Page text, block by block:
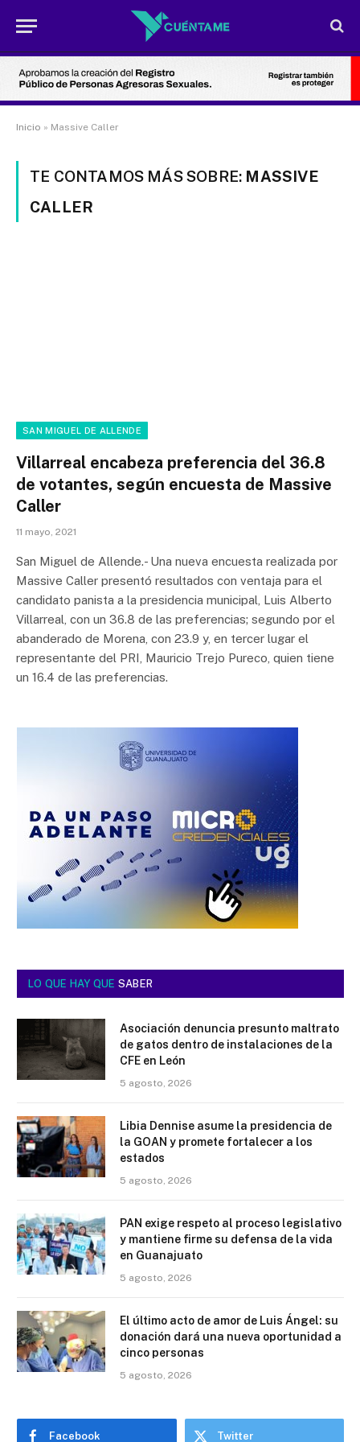
Inicio » Massive Caller
TE CONTAMOS MÁS SOBRE: MASSIVE
CALLER
SAN MIGUEL DE ALLENDE
Villarreal encabeza preferencia del 36.8
de votantes, según encuesta de Massive
Caller
11 mayo, 2021
San Miguel de Allende.- Una nueva encuesta realizada por
Massive Caller presentó resultados con ventaja para el
candidato panista a la presidencia municipal, Luis Alberto
Villarreal, con un 36.8 de las preferencias; segundo por el
abanderado de Morena, con 23.9 y, en tercer lugar el
representante del PRI, Mauricio Trejo Pureco, quien tiene
un 16.4 de las preferencias.
LO QUE HAY QUE SABER
Asociación denuncia presunto maltrato
de gatos dentro de instalaciones de la
CFE en León
5 agosto, 2026
Libia Dennise asume la presidencia de
la GOAN y promete fortalecer a los
estados
5 agosto, 2026
PAN exige respeto al proceso legislativo
y mantiene firme su defensa de la vida
en Guanajuato
5 agosto, 2026
El último acto de amor de Luis Ángel: su
donación dará una nueva oportunidad a
cinco personas
5 agosto, 2026
Facebook Twitter